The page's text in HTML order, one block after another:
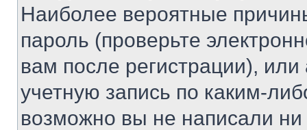
Наиболее вероятные
пароль (проверьте
вам после регистрации),
учетную запись по каким-
возможно вы не написали